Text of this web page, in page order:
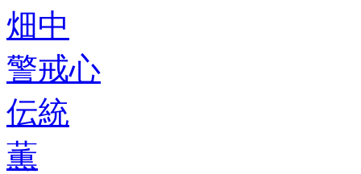
畑中
警戒心
伝統
薫